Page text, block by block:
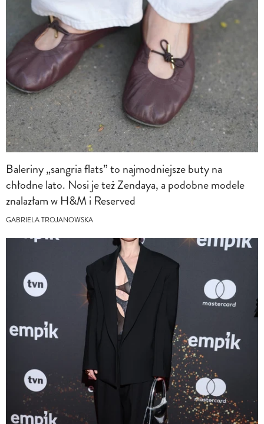
Baleriny „sangria flats” to najmodniejsze buty na
chłodne lato. Nosi je też Zendaya, a podobne modele
znalazłam w H&M i Reserved
GABRIELA TROJANOWSKA